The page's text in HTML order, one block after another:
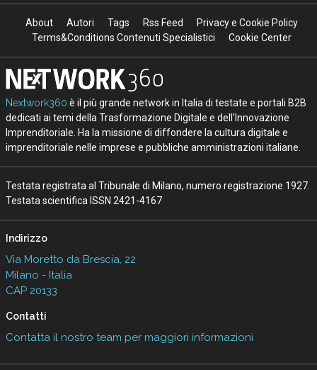
About Autori Tags Rss Feed
Privacy e Cookie Policy
Terms&Conditions Contenuti Specialistici
Cookie Center
Nextwork360 è il più grande network in Italia di testate e portali B2B
dedicati ai temi della Trasformazione Digitale e dell’Innovazione
Imprenditoriale. Ha la missione di diffondere la cultura digitale e
imprenditoriale nelle imprese e pubbliche amministrazioni italiane.
Testata registrata al Tribunale di Milano, numero registrazione 1927.
Testata scientifica ISSN 2421-4167
Indirizzo
Via Moretto da Brescia, 22
Milano - Italia
CAP 20133
Contatti
Contatta il nostro team per maggiori informazioni